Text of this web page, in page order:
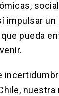
impulsar un
pueda
nuestra